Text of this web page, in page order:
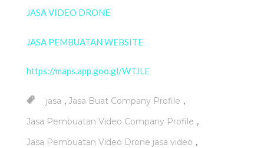
JASA VIDEO DRONE
JASA PEMBUATAN WEBSITE
https://maps.app.goo.gl/WTJLE
jasa , Jasa Buat Company Profile ,
Jasa Pembuatan Video Company Profile ,
Jasa Pembuatan Video Drone jasa video ,